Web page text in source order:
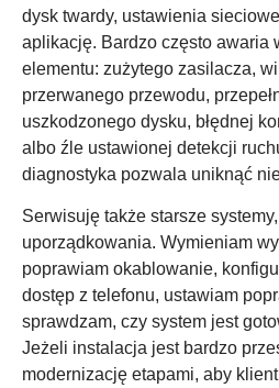
dysk twardy, ustawienia
aplikację. Bardzo często awaria
elementu: zużytego zasilacza,
przerwanego przewodu,
uszkodzonego dysku, błędnej
albo źle ustawionej detekcji
diagnostyka pozwala uniknąć
Serwisuję także starsze
uporządkowania. Wymieniam
poprawiam okablowanie,
dostęp z telefonu, ustawiam
sprawdzam, czy system jest
Jeżeli instalacja jest bardzo
modernizację etapami, aby klient